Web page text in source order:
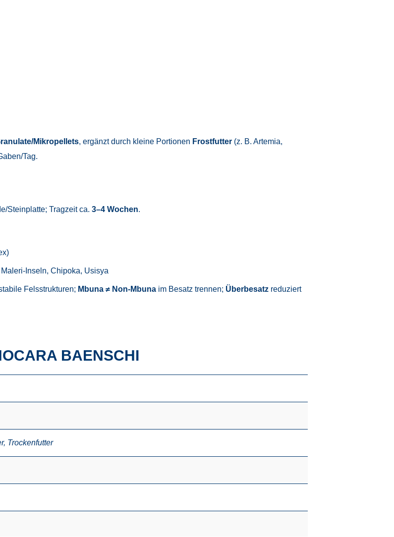
Mikropellets, ergänzt durch kleine Portionen Frostfutter(z. B. Artemia,
Tag.
Steinplatte; Tragzeit ca. 3–4 Wochen.
Inseln, Chipoka, Usisya
Felsstrukturen; Mbuna ≠ Non-Mbunaim Besatz trennen; Überbesatzreduziert
BAENSCHI
, Trockenfutter